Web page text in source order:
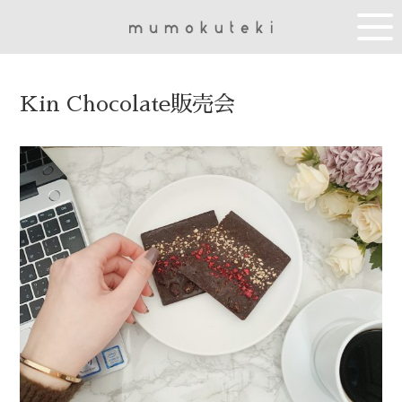
Kin Chocolate販売会